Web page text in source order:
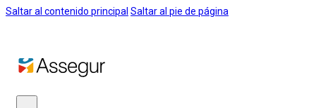
Saltar al contenido principal Saltar al pie de página